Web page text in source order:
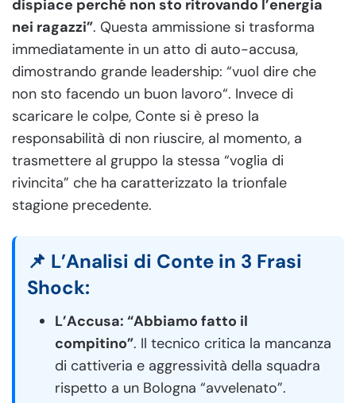
dispiace perché non sto ritrovando l’energia
nei ragazzi”. Questa ammissione si trasforma
immediatamente in un atto di auto-accusa,
dimostrando grande leadership: “vuol dire che
non sto facendo un buon lavoro“. Invece di
scaricare le colpe, Conte si è preso la
responsabilità di non riuscire, al momento, a
trasmettere al gruppo la stessa “voglia di
rivincita” che ha caratterizzato la trionfale
stagione precedente.
📌 L’Analisi di Conte in 3 Frasi
Shock:
L’Accusa: “Abbiamo fatto il
compitino”. Il tecnico critica la mancanza
di cattiveria e aggressività della squadra
rispetto a un Bologna “avvelenato”.